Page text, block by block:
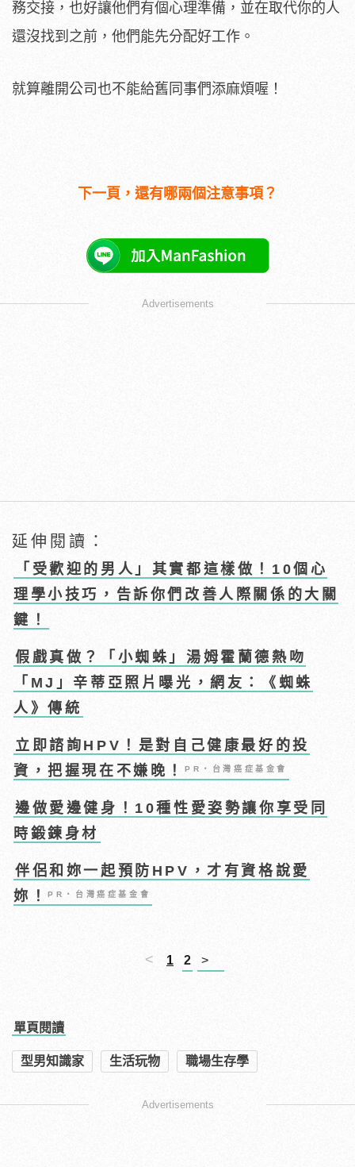
務交接，也好讓他們有個心理準備，並在取代你的人
還沒找到之前，他們能先分配好工作。
就算離開公司也不能給舊同事們添麻煩喔！
下一頁，還有哪兩個注意事項？
Advertisements
延伸閱讀：
「受歡迎的男人」其實都這樣做！10個心
理學小技巧，告訴你們改善人際關係的大關
鍵！
假戲真做？「小蜘蛛」湯姆霍蘭德熱吻
「MJ」辛蒂亞照片曝光，網友：《蜘蛛
人》傳統
立即諮詢HPV！是對自己健康最好的投
資，把握現在不嫌晚！PR・台灣癌症基金會
邊做愛邊健身！10種性愛姿勢讓你享受同
時鍛鍊身材
伴侶和妳一起預防HPV，才有資格說愛
妳！PR・台灣癌症基金會
< 1 2 >
單頁閱讀
型男知識家 生活玩物 職場生存學
Advertisements